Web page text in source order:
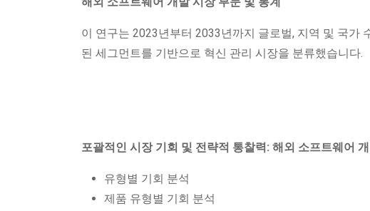
이 연구는 2023년부터 2033년까지 글로벌, 지역 및 국가
된 세그먼트를 기반으로 혁신 관리 시장을 분류했습니다.
포괄적인 시장 기회 및 전략적 통찰력: 해외 소프트웨어
유형별 기회 분석
제품 유형별 기회 분석